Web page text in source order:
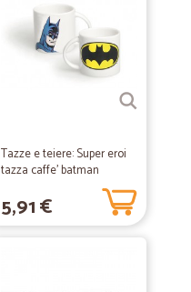
Tazze e teiere: Super eroi
tazza caffe' batman
5,91 €